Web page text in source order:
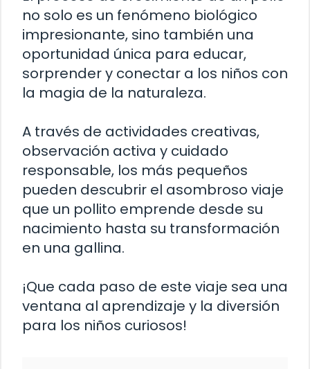
no solo es un fenómeno biológico
impresionante, sino también una
oportunidad única para educar,
sorprender y conectar a los niños con
la magia de la naturaleza.
A través de actividades creativas,
observación activa y cuidado
responsable, los más pequeños
pueden descubrir el asombroso viaje
que un pollito emprende desde su
nacimiento hasta su transformación
en una gallina.
¡Que cada paso de este viaje sea una
ventana al aprendizaje y la diversión
para los niños curiosos!